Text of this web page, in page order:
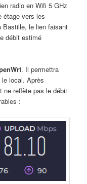
radio en Wifi 5 GHz
étage vers les
Bastille, le lien faisant
débit estimé
. Il permettra
le local. Après
ne reflète pas le débit
: